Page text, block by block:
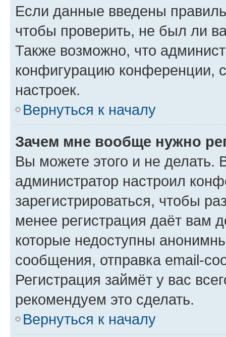
Если данные введены
чтобы проверить, не был ли
Также возможно, что
конфигурацию конференции,
настроек.
Вернуться к началу
Зачем мне вообще нужно
Вы можете этого и не делать.
администратор настроил
зарегистрироваться, чтобы
менее регистрация даёт вам
которые недоступны
сообщения, отправка email-
Регистрация займёт у вас
рекомендуем это сделать.
Вернуться к началу